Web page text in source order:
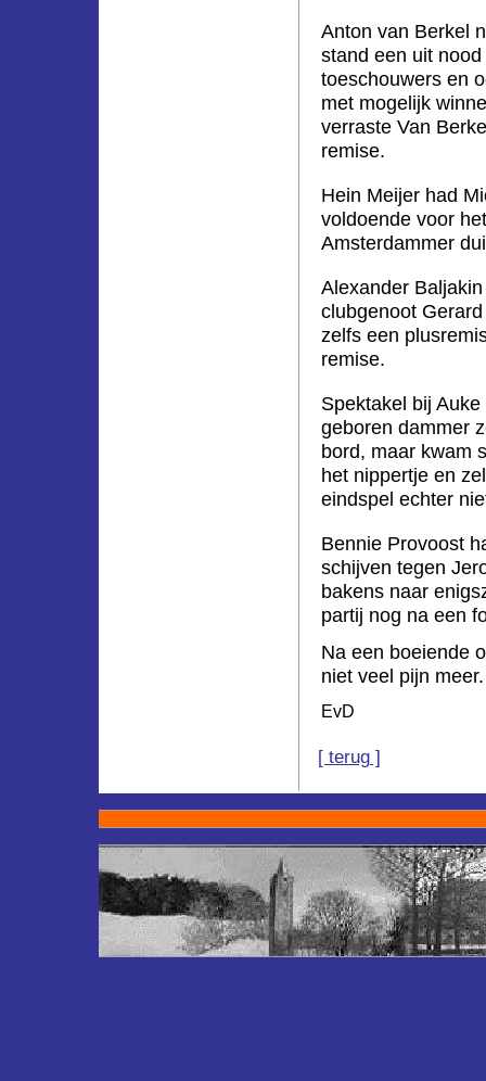
Anton van Berkel
stand een uit
toeschouwers en
met mogelijk
verraste Van
remise.
Hein Meijer had
voldoende voor
Amsterdammer
Alexander
clubgenoot
zelfs een
remise.
Spektakel bij
geboren dammer
bord, maar kwam
het nippertje en
eindspel echter
Bennie Provoost
schijven tegen
bakens naar
partij nog na een
Na een boeiende
niet veel pijn
EvD
[ terug ]